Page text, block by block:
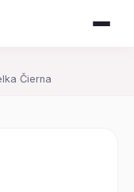
Čierna